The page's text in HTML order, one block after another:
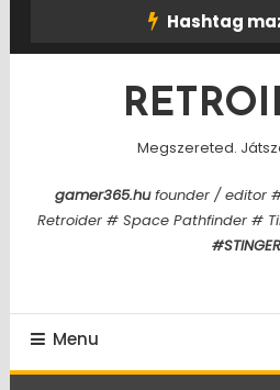
Hashtag
Megszereted.
gamer365.hufounder / editor
Retroider # Space Pathfinder #
#STINGER
Menu